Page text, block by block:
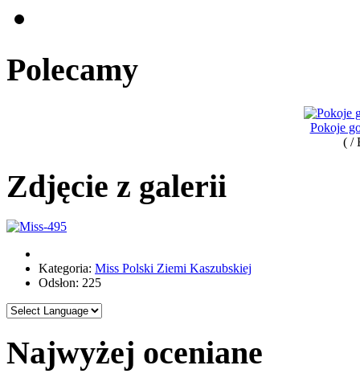
Polecamy
Pokoje
( /
Zdjęcie z galerii
Kategoria: Miss Polski Ziemi Kaszubskiej
Odsłon: 225
Najwyżej oceniane